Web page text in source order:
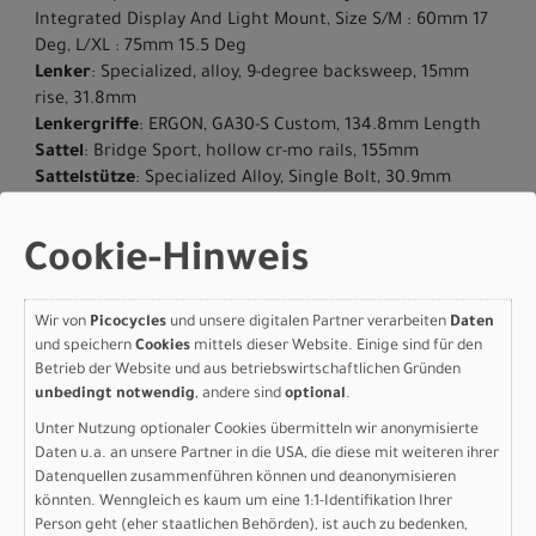
Integrated Display And Light Mount, Size S/M : 60mm 17
Deg, L/XL : 75mm 15.5 Deg
Lenker: Specialized, alloy, 9-degree backsweep, 15mm
rise, 31.8mm
Lenkergriffe: ERGON, GA30-S Custom, 134.8mm Length
Sattel: Bridge Sport, hollow cr-mo rails, 155mm
Sattelstütze: Specialized Alloy, Single Bolt, 30.9mm
Herstellerdaten gem. GPSR
Hauptstr. 4
D-83607 Holzkirchen
+49 8024 90 288 01
Varianten
Cookie-Hinweis
Wir von Picocycles und unsere digitalen Partner verarbeiten Daten
und speichern Cookies mittels dieser Website. Einige sind für den
Betrieb der Website und aus betriebswirtschaftlichen Gründen
unbedingt notwendig, andere sind optional.
Unter Nutzung optionaler Cookies übermitteln wir anonymisierte
Daten u.a. an unsere Partner in die USA, die diese mit weiteren ihrer
Datenquellen zusammenführen können und deanonymisieren
könnten. Wenngleich es kaum um eine 1:1-Identifikation Ihrer
Person geht (eher staatlichen Behörden), ist auch zu bedenken,